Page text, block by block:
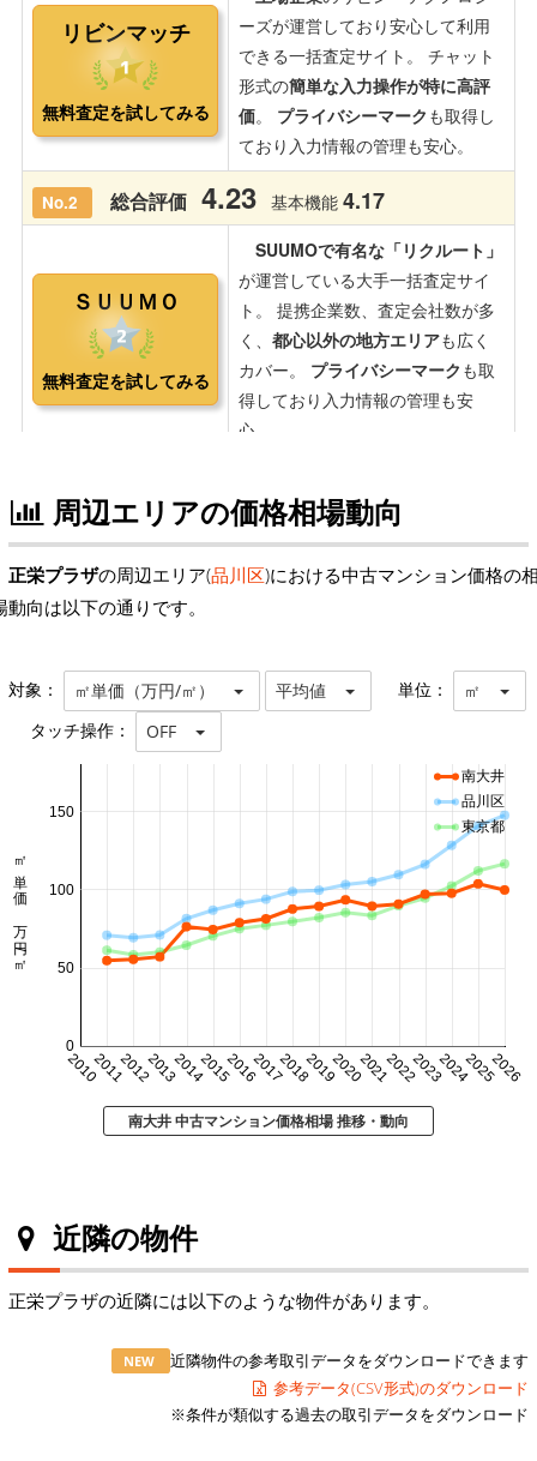
周辺エリアの価格相場動向
正栄プラザの周辺エリア(品川区)における中古マンション価格の
動向は以下の通りです。
対象： ㎡単価（万円/㎡） 平均値 単位： ㎡
タッチ操作： OFF
20102011201220132014201520162017201820192020202120222023202420252026
0
50
100
150
㎡単価 万円/㎡
南大井
品川区
東京都
南大井 中古マンション価格相場 推移・動向
近隣の物件
正栄プラザの近隣には以下のような物件があります。
NEW
近隣物件の参考取引データをダウンロードできます
参考データ(CSV形式)のダウンロード
※条件が類似する過去の取引データをダウンロード